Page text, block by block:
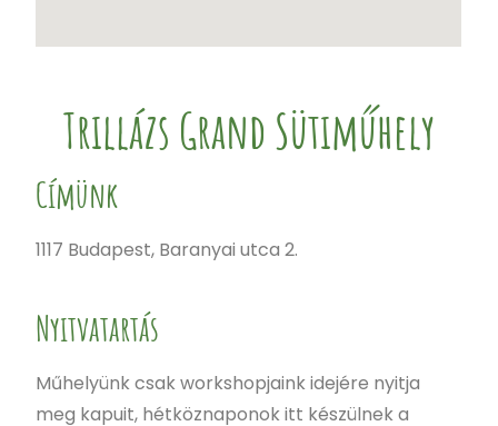
Trillázs Grand Sütiműhely
Címünk
1117 Budapest, Baranyai utca 2.
Nyitvatartás
Műhelyünk csak workshopjaink idejére nyitja
meg kapuit, hétköznaponok itt készülnek a